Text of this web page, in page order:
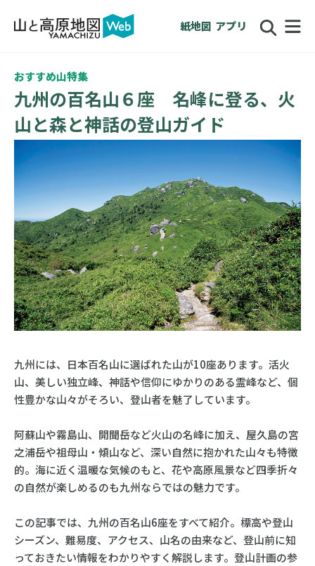
紙地図 アプリ
おすすめ山特集
九州の百名山６座 名峰に登る、火
山と森と神話の登山ガイド
九州には、日本百名山に選ばれた山が10座あります。活火
山、美しい独立峰、神話や信仰にゆかりのある霊峰など、個
性豊かな山々がそろい、登山者を魅了しています。
阿蘇山や霧島山、開聞岳など火山の名峰に加え、屋久島の宮
之浦岳や祖母山・傾山など、深い自然に抱かれた山々も特徴
的。海に近く温暖な気候のもと、花や高原風景など四季折々
の自然が楽しめるのも九州ならではの魅力です。
この記事では、九州の百名山6座をすべて紹介。標高や登山
シーズン、難易度、アクセス、山名の由来など、登山前に知
っておきたい情報をわかりやすく解説します。登山計画の参